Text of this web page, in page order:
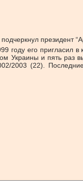
президент
году его пригласил в
Украины и пять раз
2003 (22). Последние